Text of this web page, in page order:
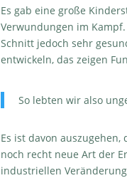
Es gab eine große
Verwundungen im
Schnitt jedoch sehr
entwickeln, das zeigen
So lebten wir also
Es ist davon
noch recht neue Art der
industriellen